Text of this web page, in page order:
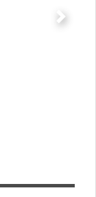
Próximo